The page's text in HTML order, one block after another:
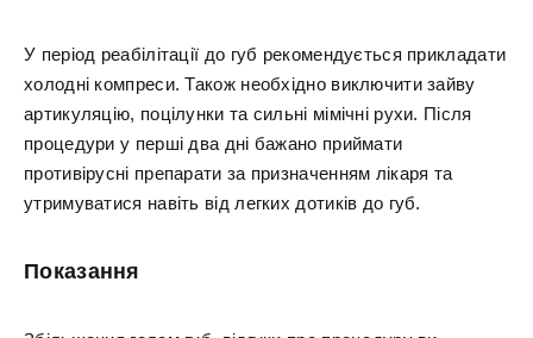
У період реабілітації до губ рекомендується прикладати
холодні компреси. Також необхідно виключити зайву
артикуляцію, поцілунки та сильні мімічні рухи. Після
процедури у перші два дні бажано приймати
противірусні препарати за призначенням лікаря та
утримуватися навіть від легких дотиків до губ.
Показання